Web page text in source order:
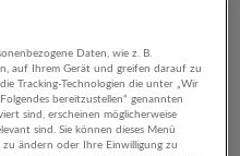
Daten, wie z. B.
auf Ihrem Gerät und greifen darauf zu
Tracking-Technologien die unter „Wir
bereitzustellen“ genannten
sind, erscheinen möglicherweise
sind. Sie können dieses Menü
ändern oder Ihre Einwilligung zu